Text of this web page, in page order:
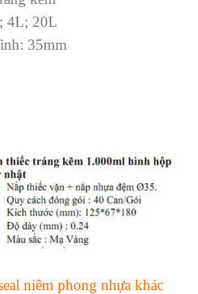
4L; 20L
35mm
niêm phong nhựa khác